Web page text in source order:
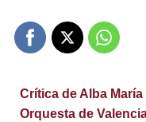
Crítica de Alba
Orquesta de